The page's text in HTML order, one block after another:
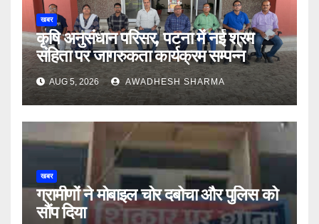
खबर
कृषि अनुसंधान परिसर, पटना में नई श्रम
संहिता पर जागरुकता कार्यक्रम सम्पन्न
AUG 5, 2026 AWADHESH SHARMA
खबर
ग्रामीणों ने मोबाइल चोर दबोचा और पुलिस को
सौंप दिया